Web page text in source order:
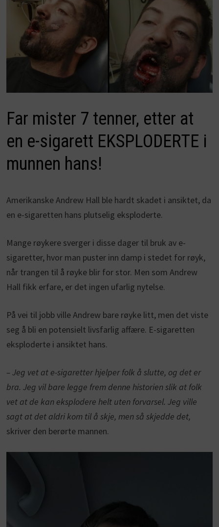
Far mister 7 tenner, etter at
en e-sigarett EKSPLODERTE i
munnen hans!
Amerikanske Andrew Hall ble hardt skadet i ansiktet, da
en e-sigaretten hans plutselig eksploderte.
Mange røykere sverger i disse dager til bruk av e-
sigaretter, hvor man puster inn damp i stedet for røyk,
når trangen til å røyke blir for stor. Men som Andrew
Hall fikk erfare, er det ingen ufarlig nytelse.
På vei til jobb ville Andrew bare røyke litt, men det viste
seg å bli en potensielt livsfarlig affære. E-sigaretten
eksploderte i ansiktet hans.
– Jeg vet at e-sigaretter hjelper folk å slutte, og det er
bra. Jeg vil bare legge frem denne historien slik at folk
vet at de kan eksplodere helt uten forvarsel. Jeg ville
sagt at det aldri kom til å skje, men så skjedde det,
skriver den berørte mannen.